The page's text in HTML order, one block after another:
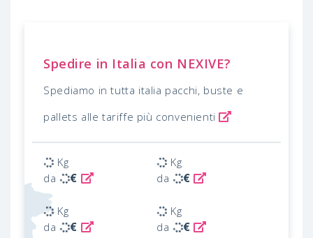
Spedire in Italia con NEXIVE?
Spediamo in tutta italia pacchi, buste e
pallets alle tariffe più convenienti
Kg
da
€
Kg
da
€
Kg
da
€
Kg
da
€